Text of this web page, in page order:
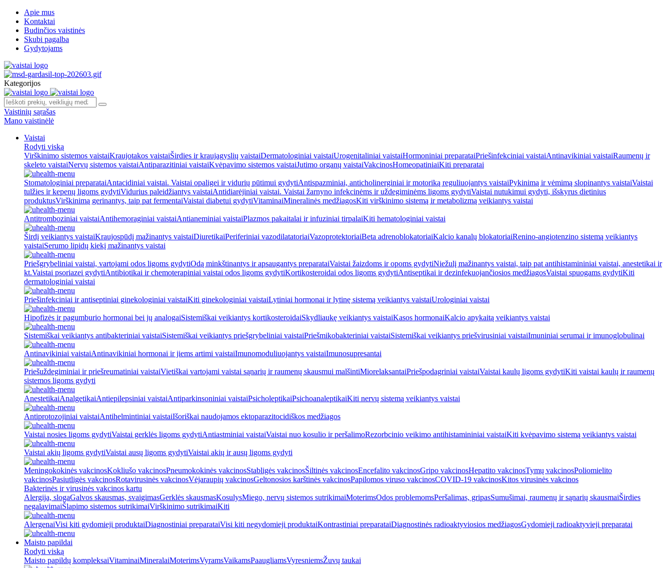
Apie mus
Kontaktai
Budinčios vaistinės
Skubi pagalba
Gydytojams
Kategorijos
Vaistinių sąrašas
Mano vaistinėlė
Vaistai
Rodyti viską
Virškinimo sistemos vaistaiKraujotakos vaistaiŠirdies ir kraujagyslių vaistaiDermatologiniai vaistaiUrogenitaliniai vaistaiHormoniniai preparataiPriešinfekciniai vaistaiAntinavikiniai vaistaiRaumenų ir
skeleto vaistaiNervų sistemos vaistaiAntiparazitiniai vaistaiKvėpavimo sistemos vaistaiJutimo organų vaistaiVakcinosHomeopatiniaiKiti preparatai
Stomatologiniai preparataiAntacidiniai vaistai. Vaistai opaligei ir vidurių pūtimui gydytiAntispazminiai, anticholinerginiai ir motoriką reguliuojantys vaistaiPykinimą ir vėmimą slopinantys vaistaiVaistai
tulžies ir kepenų ligoms gydytiVidurius paleidžiantys vaistaiAntidiarėjiniai vaistai. Vaistai žarnyno infekcinėms ir uždegiminėms ligoms gydytiVaistai nutukimui gydyti, išskyrus dietinius
produktusVirškinimą gerinantys, taip pat fermentaiVaistai diabetui gydytiVitaminaiMineralinės medžiagosKiti virškinimo sistemą ir metabolizmą veikiantys vaistai
Antitromboziniai vaistaiAntihemoraginiai vaistaiAntianeminiai vaistaiPlazmos pakaitalai ir infuziniai tirpalaiKiti hematologiniai vaistai
Širdį veikiantys vaistaiKraujospūdį mažinantys vaistaiDiuretikaiPeriferiniai vazodilatatoriaiVazoprotektoriaiBeta adrenoblokatoriaiKalcio kanalų blokatoriaiRenino-angiotenzino sistemą veikiantys
vaistaiSerumo lipidų kiekį mažinantys vaistai
Priešgrybeliniai vaistai, vartojami odos ligoms gydytiOdą minkštinantys ir apsaugantys preparataiVaistai žaizdoms ir opoms gydytiNiežulį mažinantys vaistai, taip pat antihistamininiai vaistai, anestetikai ir
kt.Vaistai psoriazei gydytiAntibiotikai ir chemoterapiniai vaistai odos ligoms gydytiKortikosteroidai odos ligoms gydytiAntiseptikai ir dezinfekuojančiosios medžiagosVaistai spuogams gydytiKiti
dermatologiniai vaistai
Priešinfekciniai ir antiseptiniai ginekologiniai vaistaiKiti ginekologiniai vaistaiLytiniai hormonai ir lytinę sistemą veikiantys vaistaiUrologiniai vaistai
Hipofizės ir pagumburio hormonai bei jų analogaiSistemiškai veikiantys kortikosteroidaiSkydliaukę veikiantys vaistaiKasos hormonaiKalcio apykaitą veikiantys vaistai
Sistemiškai veikiantys antibakteriniai vaistaiSistemiškai veikiantys priešgrybeliniai vaistaiPriešmikobakteriniai vaistaiSistemiškai veikiantys priešvirusiniai vaistaiImuniniai serumai ir imunoglobulinai
Antinavikiniai vaistaiAntinavikiniai hormonai ir jiems artimi vaistaiImunomoduliuojantys vaistaiImunosupresantai
Priešuždegiminiai ir priešreumatiniai vaistaiVietiškai vartojami vaistai sąnarių ir raumenų skausmui malšintiMiorelaksantaiPriešpodagriniai vaistaiVaistai kaulų ligoms gydytiKiti vaistai kaulų ir raumenų
sistemos ligoms gydyti
AnestetikaiAnalgetikaiAntiepilepsiniai vaistaiAntiparkinsoniniai vaistaiPsicholeptikaiPsichoanaleptikaiKiti nervų sistemą veikiantys vaistai
Antiprotozojiniai vaistaiAntihelmintiniai vaistaiIšoriškai naudojamos ektoparazitocidiškos medžiagos
Vaistai nosies ligoms gydytiVaistai gerklės ligoms gydytiAntiastminiai vaistaiVaistai nuo kosulio ir peršalimoRezorbcinio veikimo antihistamininiai vaistaiKiti kvėpavimo sistemą veikiantys vaistai
Vaistai akių ligoms gydytiVaistai ausų ligoms gydytiVaistai akių ir ausų ligoms gydyti
Meningokokinės vakcinosKokliušo vakcinosPneumokokinės vakcinosStabligės vakcinosŠiltinės vakcinosEncefalito vakcinosGripo vakcinosHepatito vakcinosTymų vakcinosPoliomielito
vakcinosPasiutligės vakcinosRotavirusinės vakcinosVėjaraupių vakcinosGeltonosios karštinės vakcinosPapilomos viruso vakcinosCOVID-19 vakcinosKitos virusinės vakcinos
Bakterinės ir virusinės vakcinos kartu
Alergija, slogaGalvos skausmas, svaigimasGerklės skausmasKosulysMiego, nervų sistemos sutrikimaiMoterimsOdos problemomsPeršalimas, gripasSumušimai, raumenų ir sąnarių skausmaiŠirdies
negalavimaiŠlapimo sistemos sutrikimaiVirškinimo sutrikimaiKiti
AlergenaiVisi kiti gydomieji produktaiDiagnostiniai preparataiVisi kiti negydomieji produktaiKontrastiniai preparataiDiagnostinės radioaktyviosios medžiagosGydomieji radioaktyvieji preparatai
Maisto papildai
Rodyti viską
Maisto papildų kompleksaiVitaminaiMineralaiMoterimsVyramsVaikamsPaaugliamsVyresniemsŽuvų taukai